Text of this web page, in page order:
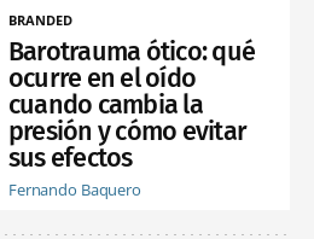
BRANDED
Barotrauma ótico: qué
ocurre en el oído
cuando cambia la
presión y cómo evitar
sus efectos
Fernando Baquero